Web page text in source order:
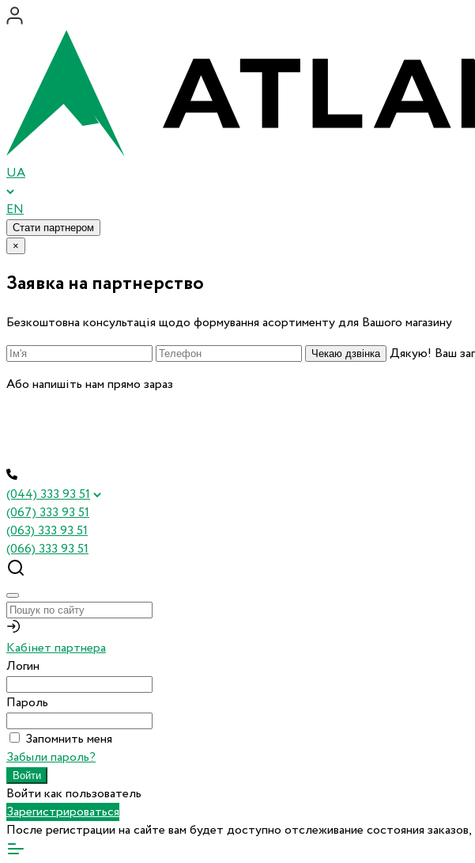
UA
EN
Стати партнером
×
Заявка на партнерство
Безкоштовна консультація щодо формування асортименту для Вашого магазину
Чекаю дзвінка
Дякую! Ваш
Або напишіть нам прямо зараз
(044) 333 93 51
(067) 333 93 51
(063) 333 93 51
(066) 333 93 51
Кабінет партнера
Логин
Пароль
Запомнить меня
Забыли пароль?
Войти как пользователь
Зарегистрироваться
После регистрации на сайте вам будет доступно отслеживание состояния